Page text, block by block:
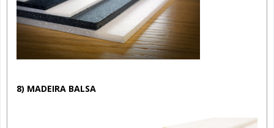
8) MADEIRA BALSA